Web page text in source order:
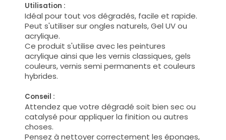
Utilisation :
Idéal pour tout vos dégradés, facile et rapide.
Peut s'utiliser sur ongles naturels, Gel UV ou
acrylique.
Ce produit s'utilise avec les peintures
acrylique ainsi que les vernis classiques, gels
couleurs, vernis semi permanents et couleurs
hybrides.
Conseil :
Attendez que votre dégradé soit bien sec ou
catalysé pour appliquer la finition ou autres
choses.
Pensez à nettoyer correctement les éponges,